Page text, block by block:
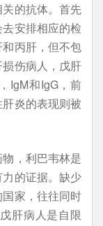
的抗体。首先
安排相应的检
丙肝，但不包
伤病人，戊肝
IgM和IgG，前
炎的表现则被
，利巴韦林是
的证据。缺少
家，往往同时
肝病人是自限